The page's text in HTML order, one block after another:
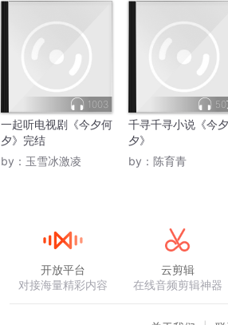
1003
一起听电视剧《今夕何
夕》完结
by： 玉雪冰激凌
千寻千寻小说《今
夕》
by： 陈育青
开放平台
对接海量精彩内容
云剪辑
在线音频剪辑神器